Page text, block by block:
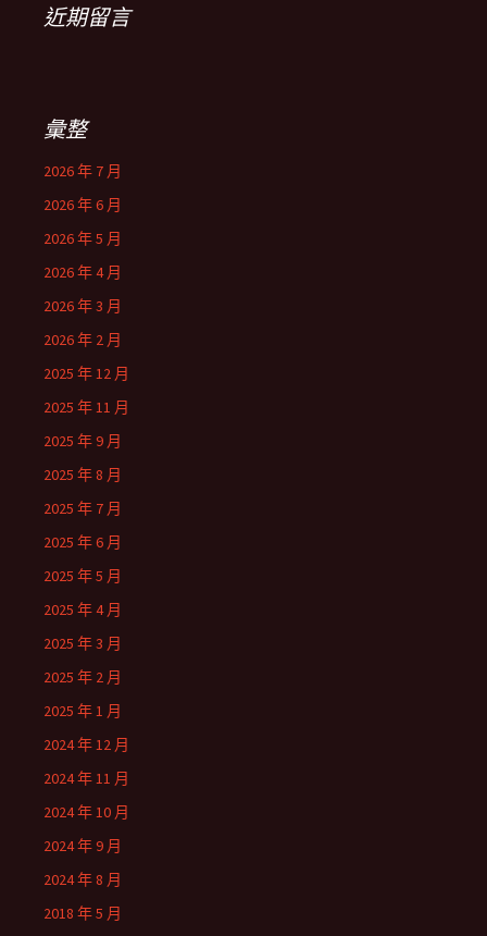
近期留言
彙整
2026 年 7 月
2026 年 6 月
2026 年 5 月
2026 年 4 月
2026 年 3 月
2026 年 2 月
2025 年 12 月
2025 年 11 月
2025 年 9 月
2025 年 8 月
2025 年 7 月
2025 年 6 月
2025 年 5 月
2025 年 4 月
2025 年 3 月
2025 年 2 月
2025 年 1 月
2024 年 12 月
2024 年 11 月
2024 年 10 月
2024 年 9 月
2024 年 8 月
2018 年 5 月